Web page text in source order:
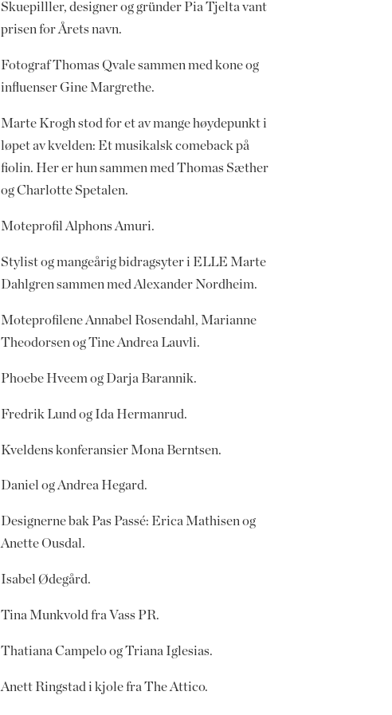
Skuepilller, designer og gründer Pia Tjelta vant
prisen for Årets navn.
Fotograf Thomas Qvale sammen med kone og
influenser Gine Margrethe.
Marte Krogh stod for et av mange høydepunkt i
løpet av kvelden: Et musikalsk comeback på
fiolin. Her er hun sammen med Thomas Sæther
og Charlotte Spetalen.
Moteprofil Alphons Amuri.
Stylist og mangeårig bidragsyter i ELLE Marte
Dahlgren sammen med Alexander Nordheim.
Moteprofilene Annabel Rosendahl, Marianne
Theodorsen og Tine Andrea Lauvli.
Phoebe Hveem og Darja Barannik.
Fredrik Lund og Ida Hermanrud.
Kveldens konferansier Mona Berntsen.
Daniel og Andrea Hegard.
Designerne bak Pas Passé: Erica Mathisen og
Anette Ousdal.
Isabel Ødegård.
Tina Munkvold fra Vass PR.
Thatiana Campelo og Triana Iglesias.
Anett Ringstad i kjole fra The Attico.